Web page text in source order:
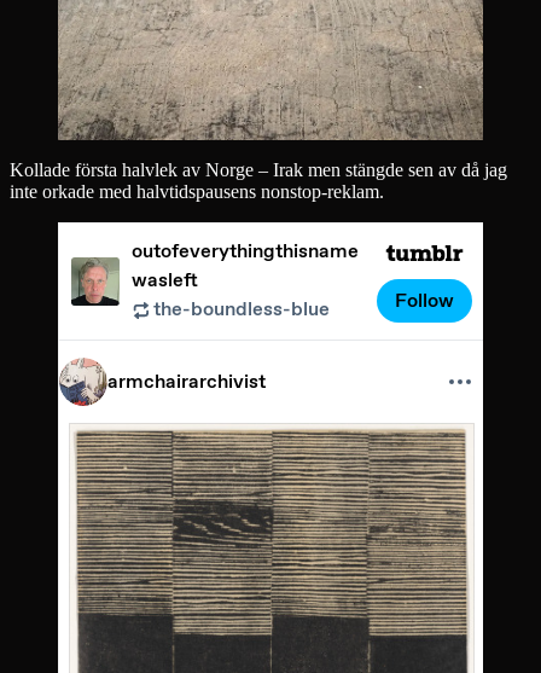
Kollade första halvlek av Norge – Irak men stängde sen av då jag
inte orkade med halvtidspausens nonstop-reklam.